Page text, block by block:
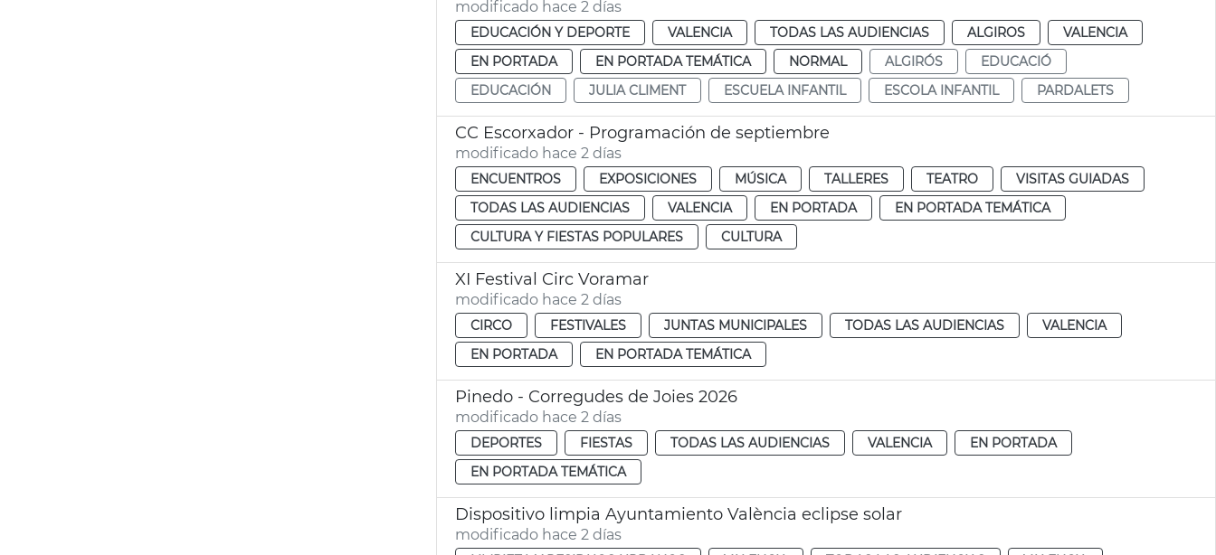
modificado hace 2 días
EDUCACIÓN Y DEPORTE VALENCIA TODAS LAS AUDIENCIAS ALGIROS
VALENCIA
EN PORTADA
EN PORTADA TEMÁTICA NORMAL ALGIRÓS
EDUCACIÓ
EDUCACIÓN
JULIA CLIMENT ESCUELA INFANTIL ESCOLA INFANTIL PARDALETS
CC Escorxador - Programación de septiembre
modificado hace 2 días
ENCUENTROS EXPOSICIONES MÚSICA TALLERES TEATRO
VISITAS GUIADAS
TODAS LAS AUDIENCIAS
VALENCIA EN PORTADA
EN PORTADA TEMÁTICA
CULTURA Y FIESTAS POPULARES
CULTURA
XI Festival Circ Voramar
modificado hace 2 días
CIRCO FESTIVALES JUNTAS MUNICIPALES TODAS LAS AUDIENCIAS
VALENCIA
EN PORTADA
EN PORTADA TEMÁTICA
Pinedo - Corregudes de Joies 2026
modificado hace 2 días
DEPORTES FIESTAS TODAS LAS AUDIENCIAS VALENCIA
EN PORTADA
EN PORTADA TEMÁTICA
Dispositivo limpia Ayuntamiento València eclipse solar
modificado hace 2 días